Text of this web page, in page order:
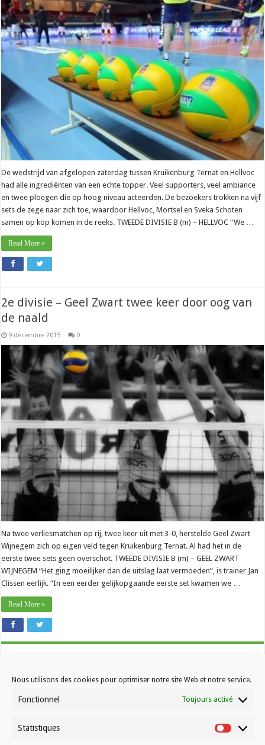
Nous utilisons des cookies pour optimiser notre site Web et notre service.
Fonctionnel Toujours activé
Statistiques
–
Hellvoc
houdt
stand
in
topper
en
blijft
leider
De wedstrijd van afgelopen zaterdag tussen Kruikenburg Ternat en Hellvoc
had alle ingrediënten van een echte topper. Veel supporters, veel ambiance
en twee ploegen die op hoog niveau acteerden. De bezoekers trokken na vijf
sets de zege naar zich toe, waardoor Hellvoc, Mortsel en Sveka Schoten
samen op kop komen in de reeks. TWEEDE DIVISIE B (m) – HELLVOC “We …
Read More »
2e divisie – Geel Zwart twee keer door oog van
de naald
9 décembre 2015 0
Na twee verliesmatchen op rij, twee keer uit met 3-0, herstelde Geel Zwart
Wijnegem zich op eigen veld tegen Kruikenburg Ternat. Al had het in de
eerste twee sets geen overschot. TWEEDE DIVISIE B (m) – GEEL ZWART
WIJNEGEM “Het ging moeilijker dan de uitslag laat vermoeden”, is trainer Jan
Clissen eerlijk. “In een eerder gelijkopgaande eerste set kwamen we …
Read More »
Contactez-nous